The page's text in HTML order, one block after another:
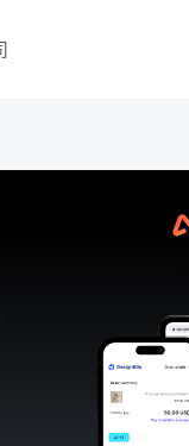
右上角分享
右上角分享